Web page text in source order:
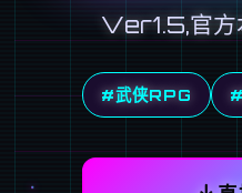
Ver1.5,官方
#武侠RPG